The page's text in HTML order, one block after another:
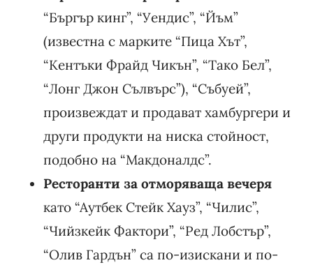
“Бъргър кинг”, “Уендис”, “Йъм”
(известна с марките “Пица Хът”,
“Кентъки Фрайд Чикън”, “Тако Бел”,
“Лонг Джон Сълвърс”), “Събуей”,
произвеждат и продават хамбургери и
други продукти на ниска стойност,
подобно на “Макдоналдс”.
Ресторанти за отморяваща вечеря
като “Аутбек Стейк Хауз”, “Чилис”,
“Чийзкейк Фактори”, “Ред Лобстър”,
“Олив Гардън” са по-изискани и по-